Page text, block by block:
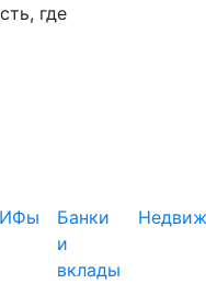
где
Банки
и
вклады